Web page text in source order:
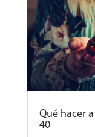
Qué hacer
40